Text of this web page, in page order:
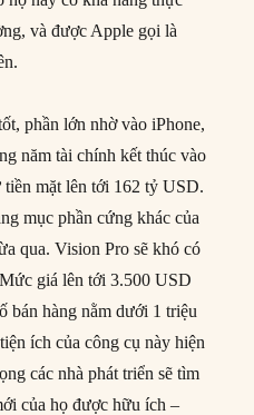
và được Apple gọi là
phần lớn nhờ vào iPhone,
năm tài chính kết thúc vào
mặt lên tới 162 tỷ USD.
mục phần cứng khác của
qua. Vision Pro sẽ khó có
giá lên tới 3.500 USD
bán hàng nằm dưới 1 triệu
ích của công cụ này hiện
các nhà phát triển sẽ tìm
của họ được hữu ích –